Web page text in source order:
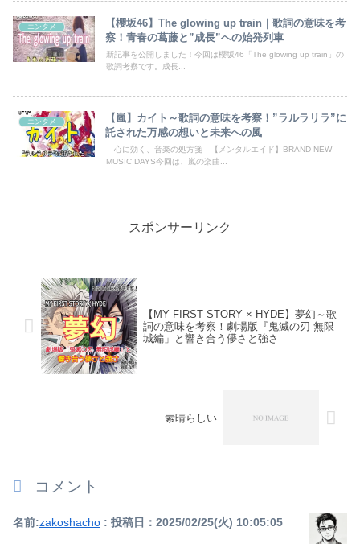
エンタメ
【櫻坂46】The glowing up train｜歌詞の意味を考
察！青春の葛藤と”成長”への始発列車
新記事を公開しました！今回は櫻坂46「The glowing up train」の
歌詞考察です。成長...
エンタメ
【嵐】カイト～歌詞の意味を考察！”ラルラリラ”に
託された万感の想いと未来への風
―心に効く、音楽の処方箋―【メンタルエイド】BRAND-NEW
MUSIC DAYS今回は、嵐の楽曲...
スポンサーリンク
【MY FIRST STORY × HYDE】夢幻～歌
詞の意味を考察！劇場版『鬼滅の刃 無限
城編」と響き合う儚さと強さ
素晴らしい
コメント
名前:zakoshacho : 投稿日：2025/02/25(火) 10:05:05